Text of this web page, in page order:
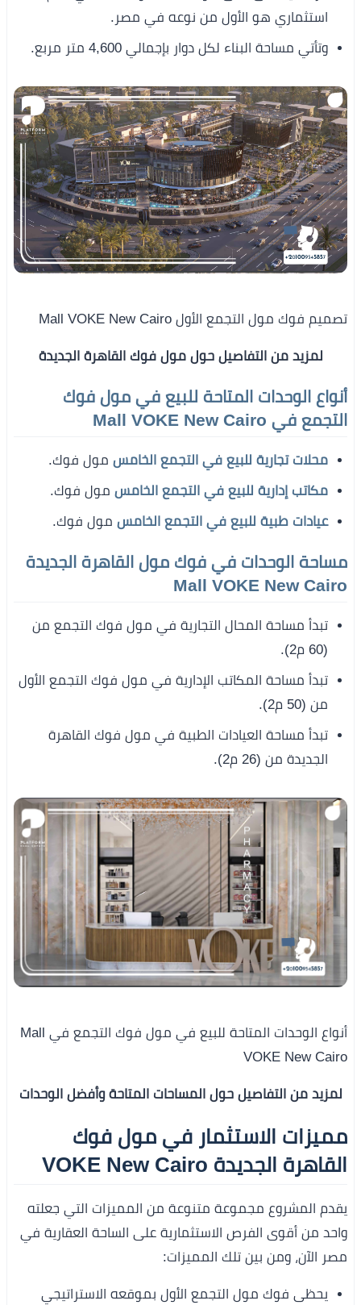
استثماري هو الأول من نوعه في مصر.
وتأتي مساحة البناء لكل دوار بإجمالي 4,600 متر مربع.
تصميم فوك مول التجمع الأول Mall VOKE New Cairo
لمزيد من التفاصيل حول مول فوك القاهرة الجديدة
أنواع الوحدات المتاحة للبيع في مول فوك
التجمع في Mall VOKE New Cairo
محلات تجارية للبيع في التجمع الخامس مول فوك.
مكاتب إدارية للبيع في التجمع الخامس مول فوك.
عيادات طبية للبيع في التجمع الخامس مول فوك.
مساحة الوحدات في فوك مول القاهرة الجديدة
Mall VOKE New Cairo
تبدأ مساحة المحال التجارية في مول فوك التجمع من
(60 م2).
تبدأ مساحة المكاتب الإدارية في مول فوك التجمع الأول
من (50 م2).
تبدأ مساحة العيادات الطبية في مول فوك القاهرة
الجديدة من (26 م2).
أنواع الوحدات المتاحة للبيع في مول فوك التجمع في Mall
VOKE New Cairo
لمزيد من التفاصيل حول المساحات المتاحة وأفضل الوحدات
مميزات الاستثمار في مول فوك
القاهرة الجديدة VOKE New Cairo
يقدم المشروع مجموعة متنوعة من المميزات التي جعلته
واحد من أقوى الفرص الاستثمارية على الساحة العقارية في
مصر الآن، ومن بين تلك المميزات:
يحظى فوك مول التجمع الأول بموقعه الاستراتيجي